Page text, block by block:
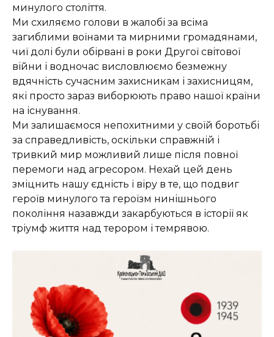
минулого століття.
Ми схиляємо голови в жалобі за всіма
загиблими воїнами та мирними громадянами,
чиї долі були обірвані в роки Другої світової
війни і водночас висловлюємо безмежну
вдячність сучасним захисникам і захисницям,
які просто зараз виборюють право нашої країни
на існування.
Ми залишаємося непохитними у своїй боротьбі
за справедливість, оскільки справжній і
тривкий мир можливий лише після повної
перемоги над агресором. Нехай цей день
зміцнить нашу єдність і віру в те, що подвиг
героїв минулого та героїзм нинішнього
покоління назавжди закарбуються в історії як
тріумф життя над терором і темрявою.